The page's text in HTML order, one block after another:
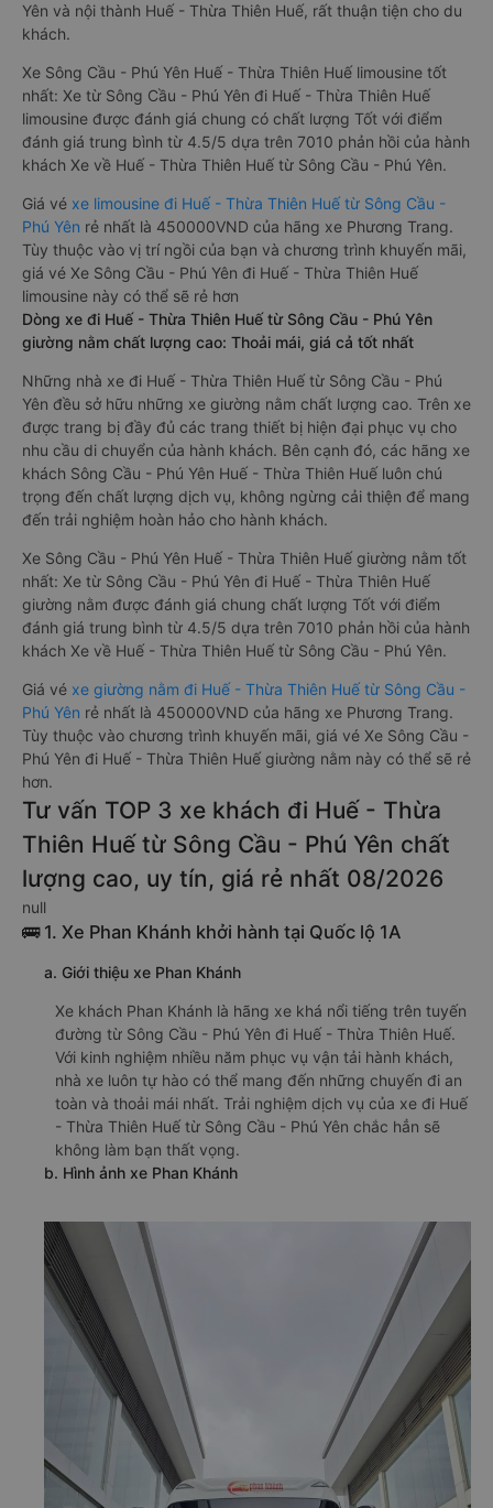
Yên và nội thành Huế - Thừa Thiên Huế, rất thuận tiện cho du
khách.
Xe Sông Cầu - Phú Yên Huế - Thừa Thiên Huế limousine tốt
nhất: Xe từ Sông Cầu - Phú Yên đi Huế - Thừa Thiên Huế
limousine được đánh giá chung có chất lượng Tốt với điểm
đánh giá trung bình từ 4.5/5 dựa trên 7010 phản hồi của hành
khách Xe về Huế - Thừa Thiên Huế từ Sông Cầu - Phú Yên.
Giá vé xe limousine đi Huế - Thừa Thiên Huế từ Sông Cầu -
Phú Yên rẻ nhất là 450000VND của hãng xe Phương Trang.
Tùy thuộc vào vị trí ngồi của bạn và chương trình khuyến mãi,
giá vé Xe Sông Cầu - Phú Yên đi Huế - Thừa Thiên Huế
limousine này có thể sẽ rẻ hơn
Dòng xe đi Huế - Thừa Thiên Huế từ Sông Cầu - Phú Yên
giường nằm chất lượng cao: Thoải mái, giá cả tốt nhất
Những nhà xe đi Huế - Thừa Thiên Huế từ Sông Cầu - Phú
Yên đều sở hữu những xe giường nằm chất lượng cao. Trên xe
được trang bị đầy đủ các trang thiết bị hiện đại phục vụ cho
nhu cầu di chuyển của hành khách. Bên cạnh đó, các hãng xe
khách Sông Cầu - Phú Yên Huế - Thừa Thiên Huế luôn chú
trọng đến chất lượng dịch vụ, không ngừng cải thiện để mang
đến trải nghiệm hoàn hảo cho hành khách.
Xe Sông Cầu - Phú Yên Huế - Thừa Thiên Huế giường nằm tốt
nhất: Xe từ Sông Cầu - Phú Yên đi Huế - Thừa Thiên Huế
giường nằm được đánh giá chung chất lượng Tốt với điểm
đánh giá trung bình từ 4.5/5 dựa trên 7010 phản hồi của hành
khách Xe về Huế - Thừa Thiên Huế từ Sông Cầu - Phú Yên.
Giá vé xe giường nằm đi Huế - Thừa Thiên Huế từ Sông Cầu -
Phú Yên rẻ nhất là 450000VND của hãng xe Phương Trang.
Tùy thuộc vào chương trình khuyến mãi, giá vé Xe Sông Cầu -
Phú Yên đi Huế - Thừa Thiên Huế giường nằm này có thể sẽ rẻ
hơn.
Tư vấn TOP 3 xe khách đi Huế - Thừa
Thiên Huế từ Sông Cầu - Phú Yên chất
lượng cao, uy tín, giá rẻ nhất 08/2026
null
🚌 1. Xe Phan Khánh khởi hành tại Quốc lộ 1A
a. Giới thiệu xe Phan Khánh
Xe khách Phan Khánh là hãng xe khá nổi tiếng trên tuyến
đường từ Sông Cầu - Phú Yên đi Huế - Thừa Thiên Huế.
Với kinh nghiệm nhiều năm phục vụ vận tải hành khách,
nhà xe luôn tự hào có thể mang đến những chuyến đi an
toàn và thoải mái nhất. Trải nghiệm dịch vụ của xe đi Huế
- Thừa Thiên Huế từ Sông Cầu - Phú Yên chắc hẳn sẽ
không làm bạn thất vọng.
b. Hình ảnh xe Phan Khánh